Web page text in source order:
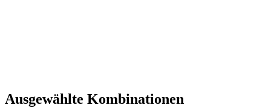
Ausgewählte Kombinationen